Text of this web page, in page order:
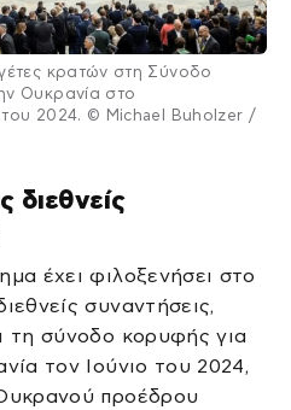
κρατών στη Σύνοδο
Ουκρανία στο
του 2024. © Michael Buholzer /
διεθνείς
έχει φιλοξενήσει στο
συναντήσεις,
τη σύνοδο κορυφής για
τον Ιούνιο του 2024,
προέδρου